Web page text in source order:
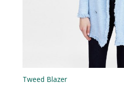
Tweed Blazer